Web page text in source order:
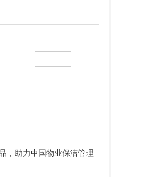
，助力中国物业保洁管理